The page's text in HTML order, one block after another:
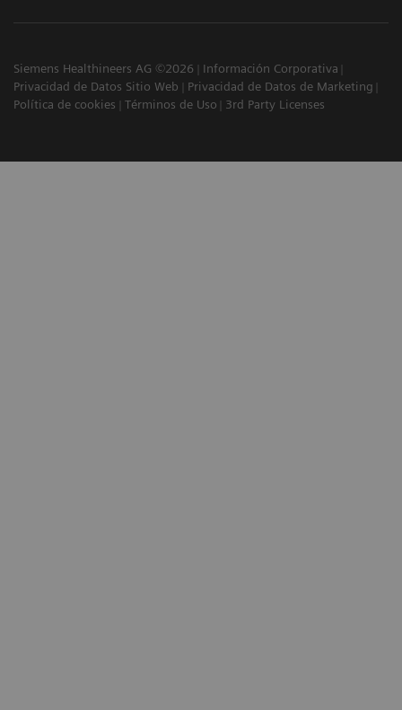
Siemens Healthineers AG ©2026
Información Corporativa
Privacidad de Datos Sitio Web
Privacidad de Datos de Marketing
Política de cookies
Términos de Uso 3rd Party Licenses